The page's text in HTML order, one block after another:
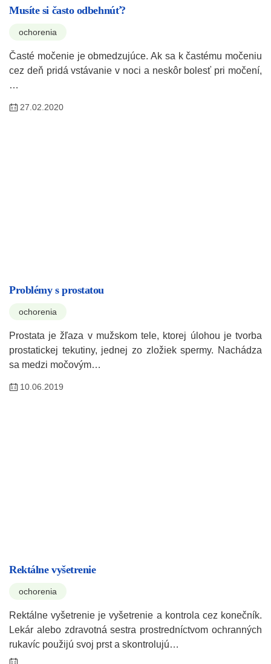
Musíte si často odbehnúť?
ochorenia
Časté močenie je obmedzujúce. Ak sa k častému močeniu
cez deň pridá vstávanie v noci a neskôr bolesť pri močení,
…
27.02.2020
Problémy s prostatou
ochorenia
Prostata je žľaza v mužskom tele, ktorej úlohou je tvorba
prostatickej tekutiny, jednej zo zložiek spermy. Nachádza
sa medzi močovým…
10.06.2019
Rektálne vyšetrenie
ochorenia
Rektálne vyšetrenie je vyšetrenie a kontrola cez konečník.
Lekár alebo zdravotná sestra prostredníctvom ochranných
rukavíc použijú svoj prst a skontrolujú…